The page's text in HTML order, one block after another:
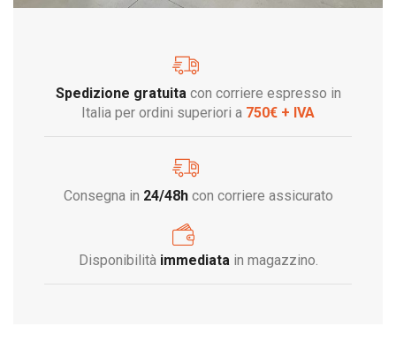
Spedizione gratuitacon corriere espresso in
Italia per ordini superiori a 750€ + IVA
Consegna in 24/48hcon corriere assicurato
Disponibilità immediatain magazzino.